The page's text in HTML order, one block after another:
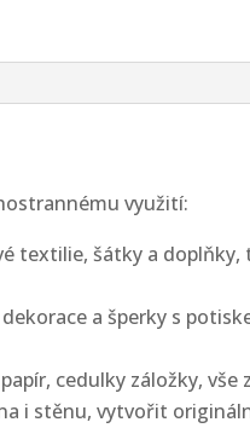
využití:
textilie, šátky a doplňky,
a šperky s
cedulky záložky,
i stěnu, vytvořit